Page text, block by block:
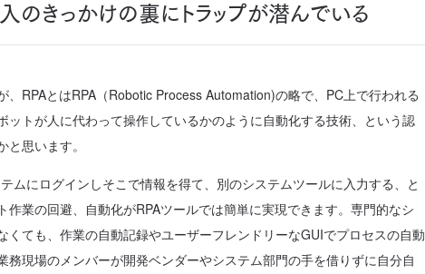
のきっかけの裏にトラップが潜んでいる
、RPAとはRPA（Robotic Process Automation)の略で、PC上で行われる
ットが人に代わって操作しているかのように自動化する技術、という認
思います。
ムにログインしそこで情報を得て、別のシステムツールに入力する、と
作業の回避、自動化がRPAツールでは簡単に実現できます。専門的なシ
くても、作業の自動記録やユーザーフレンドリーなGUIでプロセスの自動
務現場のメンバーが開発ベンダーやシステム部門の手を借りずに自分自